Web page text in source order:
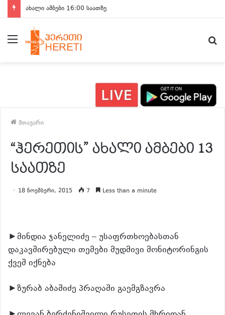
ახალი ამბები 16:00 საათზე
მენიუ
მთავარი
“ჰერეთის” ახალი ამბები 13
საათზე
18 ნოემბერი, 2015 7 Less than a minute
►მინდია ჯანელიძე – უსაფრთხოებასთან
დაკავშირებული თემები მუდმივი მონიტორინგის
ქვეშ იქნება
►ზურაბ აბაშიძე პრაღაში გაემგზავრა